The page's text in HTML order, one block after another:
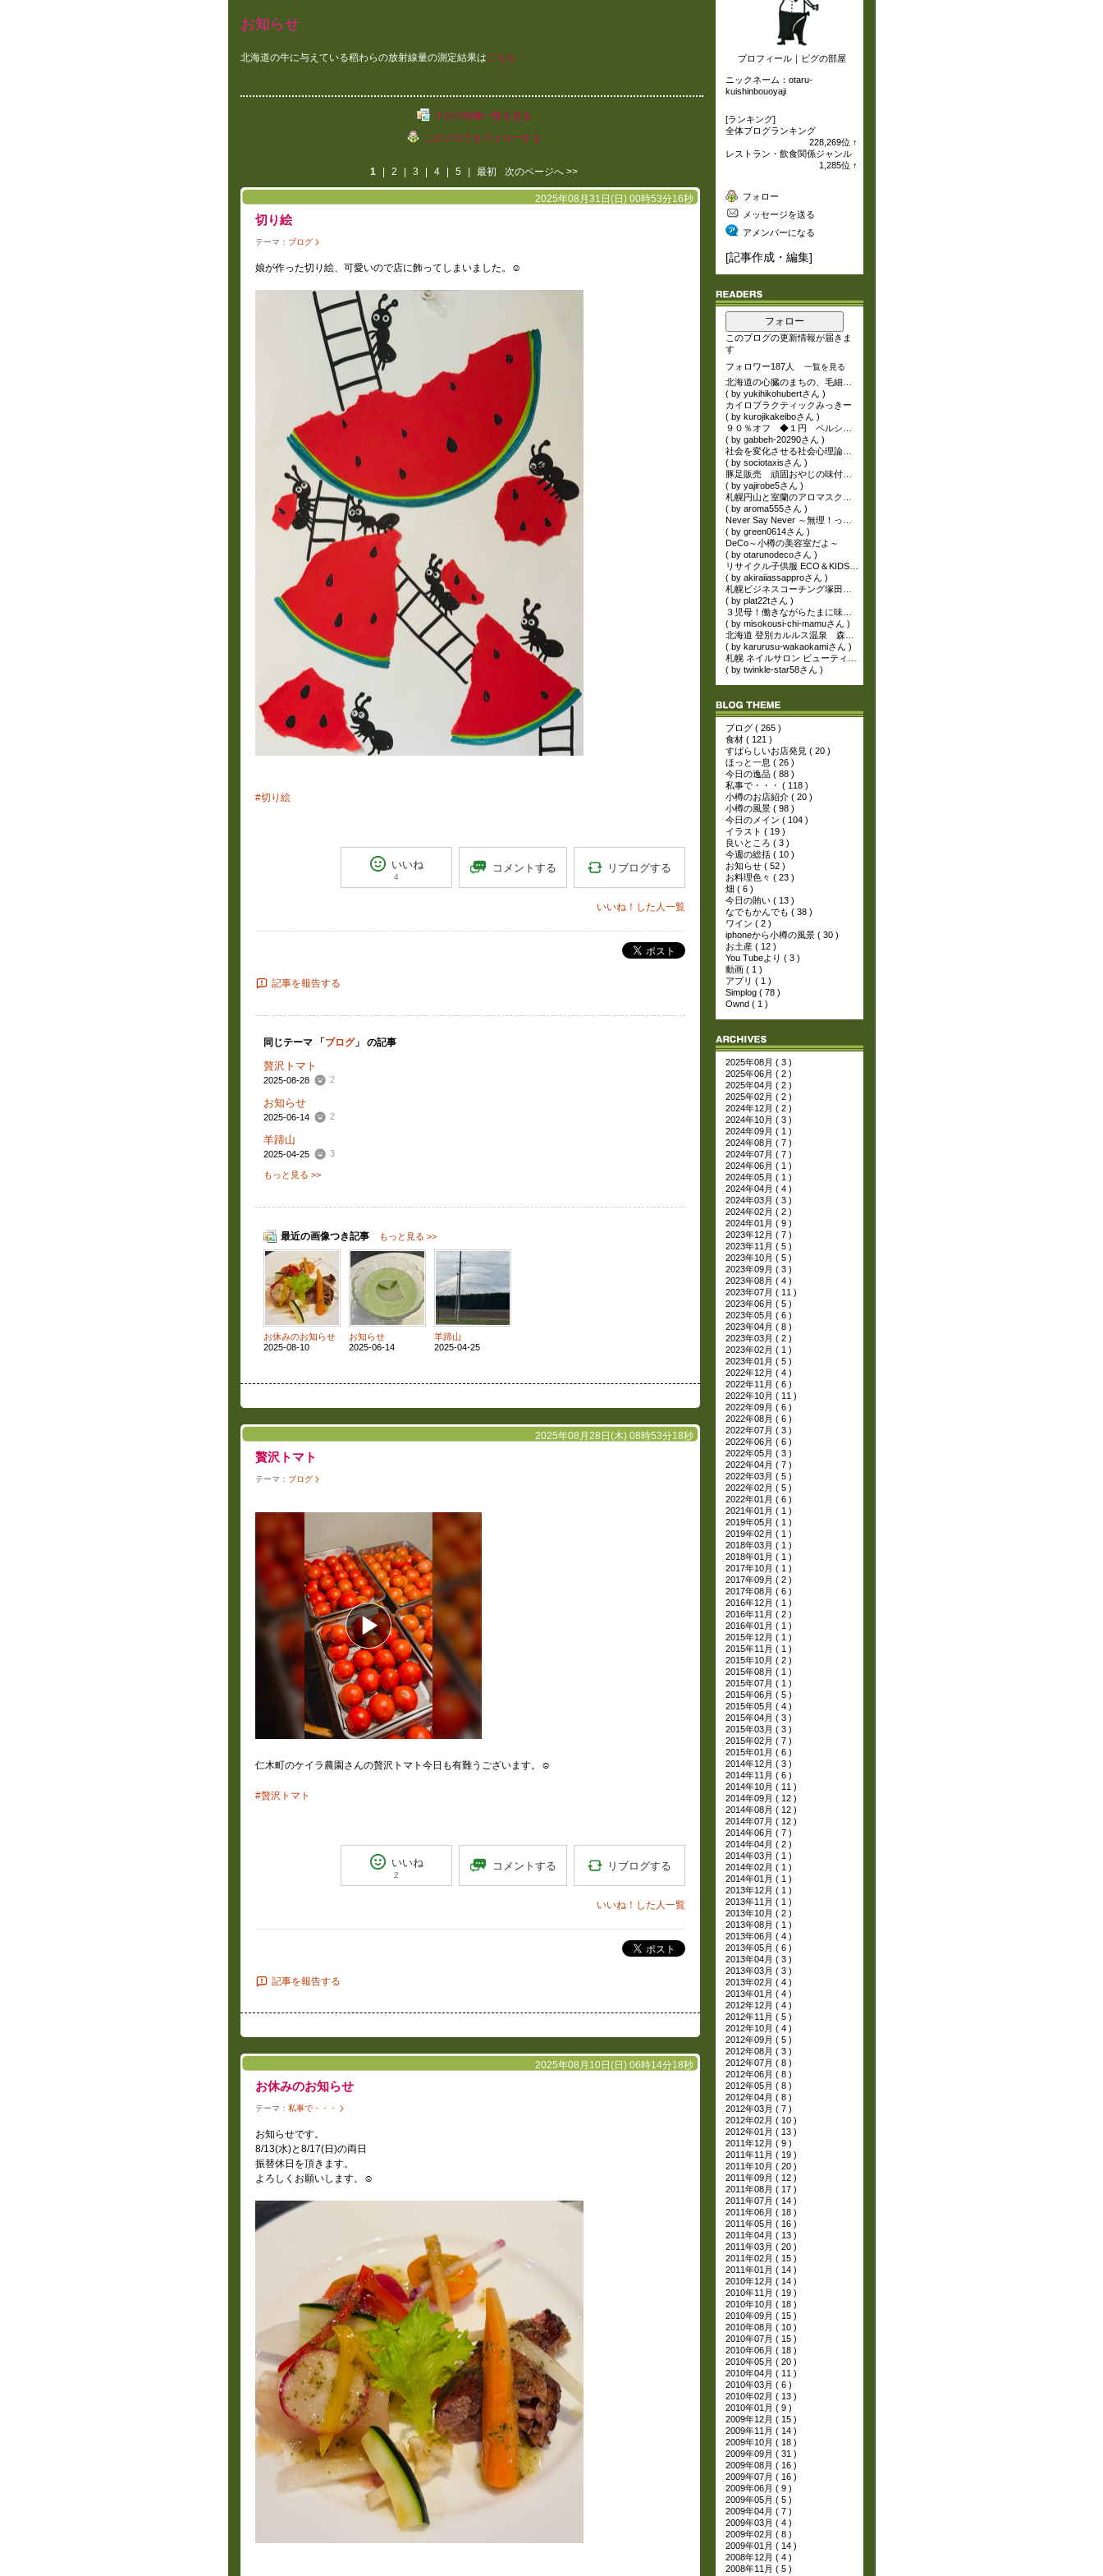
プロフィール｜ ピグの部屋
ニックネーム： otaru-
kuishinbouoyaji
[ランキング]
全体ブログランキング
228,269位 ↑
レストラン・飲食関係ジャンル
1,285位 ↑
フォロー
メッセージを送る
アメンバーになる
[記事作成・編集]
フォロー
このブログの更新情報が届きま
す
フォロワー187人
一覧を見る
北海道の心臓のまちの、毛細血管を行く。鉄と道と風景。小樽地域プロデューサー
( by yukihikohubertさん )
カイロプラクティックみっきー
( by kurojikakeiboさん )
( by gabbeh-20290さん )
社会を変化させる社会心理論・組織心理論の考察記
( by sociotaxisさん )
豚足販売 頑固おやじの味付豚足やじろべー
( by yajirobe5さん )
( by aroma555さん )
( by green0614さん )
DeCo～小樽の美容室だよ～
( by otarunodecoさん )
リサイクル子供服 ECO＆KIDS AKIRAイーアス札幌店のブログ
( by akiraiiassapproさん )
( by plat22tさん )
３児母！働きながらたまに味噌teacher☆
( by misokousi-chi-mamuさん )
北海道 登別カルルス温泉 森の湯 山静館 若女将日記 【温泉美容家】
( by karurusu-wakaokamiさん )
( by twinkle-star58さん )
ブログ ( 265 )
食材 ( 121 )
すばらしいお店発見 ( 20 )
ほっと一息 ( 26 )
今日の逸品 ( 88 )
私事で・・・ ( 118 )
小樽のお店紹介 ( 20 )
小樽の風景 ( 98 )
今日のメイン ( 104 )
イラスト ( 19 )
良いところ ( 3 )
今週の総括 ( 10 )
お知らせ ( 52 )
お料理色々 ( 23 )
畑 ( 6 )
今日の賄い ( 13 )
なでもかんでも ( 38 )
ワイン ( 2 )
iphoneから小樽の風景 ( 30 )
お土産 ( 12 )
You Tubeより ( 3 )
動画 ( 1 )
アプリ ( 1 )
Simplog ( 78 )
Ownd ( 1 )
2025年08月 ( 3 )
2025年06月 ( 2 )
2025年04月 ( 2 )
2025年02月 ( 2 )
2024年12月 ( 2 )
2024年10月 ( 3 )
2024年09月 ( 1 )
2024年08月 ( 7 )
2024年07月 ( 7 )
2024年06月 ( 1 )
2024年05月 ( 1 )
2024年04月 ( 4 )
2024年03月 ( 3 )
2024年02月 ( 2 )
2024年01月 ( 9 )
2023年12月 ( 7 )
2023年11月 ( 5 )
2023年10月 ( 5 )
2023年09月 ( 3 )
2023年08月 ( 4 )
2023年07月 ( 11 )
2023年06月 ( 5 )
2023年05月 ( 6 )
2023年04月 ( 8 )
2023年03月 ( 2 )
2023年02月 ( 1 )
2023年01月 ( 5 )
2022年12月 ( 4 )
2022年11月 ( 6 )
2022年10月 ( 11 )
2022年09月 ( 6 )
2022年08月 ( 6 )
2022年07月 ( 3 )
2022年06月 ( 6 )
2022年05月 ( 3 )
2022年04月 ( 7 )
2022年03月 ( 5 )
2022年02月 ( 5 )
2022年01月 ( 6 )
2021年01月 ( 1 )
2019年05月 ( 1 )
2019年02月 ( 1 )
2018年03月 ( 1 )
2018年01月 ( 1 )
2017年10月 ( 1 )
2017年09月 ( 2 )
2017年08月 ( 6 )
2016年12月 ( 1 )
2016年11月 ( 2 )
2016年01月 ( 1 )
2015年12月 ( 1 )
2015年11月 ( 1 )
2015年10月 ( 2 )
2015年08月 ( 1 )
2015年07月 ( 1 )
2015年06月 ( 5 )
2015年05月 ( 4 )
2015年04月 ( 3 )
2015年03月 ( 3 )
2015年02月 ( 7 )
2015年01月 ( 6 )
2014年12月 ( 3 )
2014年11月 ( 6 )
2014年10月 ( 11 )
2014年09月 ( 12 )
2014年08月 ( 12 )
2014年07月 ( 12 )
2014年06月 ( 7 )
2014年04月 ( 2 )
2014年03月 ( 1 )
2014年02月 ( 1 )
2014年01月 ( 1 )
2013年12月 ( 1 )
2013年11月 ( 1 )
2013年10月 ( 2 )
2013年08月 ( 1 )
2013年06月 ( 4 )
2013年05月 ( 6 )
2013年04月 ( 3 )
2013年03月 ( 3 )
2013年02月 ( 4 )
2013年01月 ( 4 )
2012年12月 ( 4 )
2012年11月 ( 5 )
2012年10月 ( 4 )
2012年09月 ( 5 )
2012年08月 ( 3 )
2012年07月 ( 8 )
2012年06月 ( 8 )
2012年05月 ( 8 )
2012年04月 ( 8 )
2012年03月 ( 7 )
2012年02月 ( 10 )
2012年01月 ( 13 )
2011年12月 ( 9 )
2011年11月 ( 19 )
2011年10月 ( 20 )
2011年09月 ( 12 )
2011年08月 ( 17 )
2011年07月 ( 14 )
2011年06月 ( 18 )
2011年05月 ( 16 )
2011年04月 ( 13 )
2011年03月 ( 20 )
2011年02月 ( 15 )
2011年01月 ( 14 )
2010年12月 ( 14 )
2010年11月 ( 19 )
2010年10月 ( 18 )
2010年09月 ( 15 )
2010年08月 ( 10 )
2010年07月 ( 15 )
2010年06月 ( 18 )
2010年05月 ( 20 )
2010年04月 ( 11 )
2010年03月 ( 6 )
2010年02月 ( 13 )
2010年01月 ( 9 )
2009年12月 ( 15 )
2009年11月 ( 14 )
2009年10月 ( 18 )
2009年09月 ( 31 )
2009年08月 ( 16 )
2009年07月 ( 16 )
2009年06月 ( 9 )
2009年05月 ( 5 )
2009年04月 ( 7 )
2009年03月 ( 4 )
2009年02月 ( 8 )
2009年01月 ( 14 )
2008年12月 ( 4 )
2008年11月 ( 5 )
お知らせ
北海道の牛に与えている稻わらの放射線量の測定結果はこちら
ブログ画像一覧を見る
このブログをフォローする
1 2 3 4 5 最初 次のページへ >>
2025年08月31日(日) 00時53分16秒
切り絵
テーマ： ブログ
娘が作った切り絵、可愛いので店に飾ってしまいました。☺️
#切り絵
いいね
4
コメントする リブログする
いいね！した人一覧
ポスト
記事を報告する
同じテーマ 「 ブログ」 の記事
贅沢トマト
2025-08-28 2
お知らせ
2025-06-14 2
羊蹄山
2025-04-25 3
もっと見る >>
最近の画像つき記事 もっと見る >>
お休みのお知らせ
2025-08-10
お知らせ
2025-06-14
羊蹄山
2025-04-25
2025年08月28日(木) 08時53分18秒
贅沢トマト
テーマ： ブログ
仁木町のケイラ農園さんの贅沢トマト今日も有難うございます。☺️
#贅沢トマト
いいね
2
コメントする リブログする
いいね！した人一覧
ポスト
記事を報告する
2025年08月10日(日) 06時14分18秒
お休みのお知らせ
テーマ： 私事で・・・
お知らせです。
8/13(水)と8/17(日)の両日
振替休日を頂きます。
よろしくお願いします。☺️